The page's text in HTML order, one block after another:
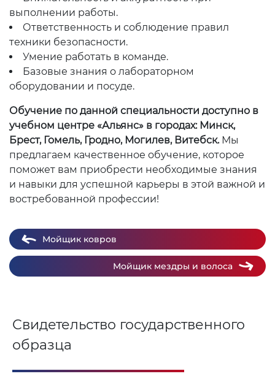
выполнении работы.
Ответственность и соблюдение правил
техники безопасности.
Умение работать в команде.
Базовые знания о лабораторном
оборудовании и посуде.
Обучение по данной специальности доступно в
учебном центре «Альянс» в городах: Минск,
Брест, Гомель, Гродно, Могилев, Витебск.Мы
предлагаем качественное обучение, которое
поможет вам приобрести необходимые знания
и навыки для успешной карьеры в этой важной и
востребованной профессии!
Мойщик ковров
Мойщик мездры и волоса
Свидетельство государственного
образца